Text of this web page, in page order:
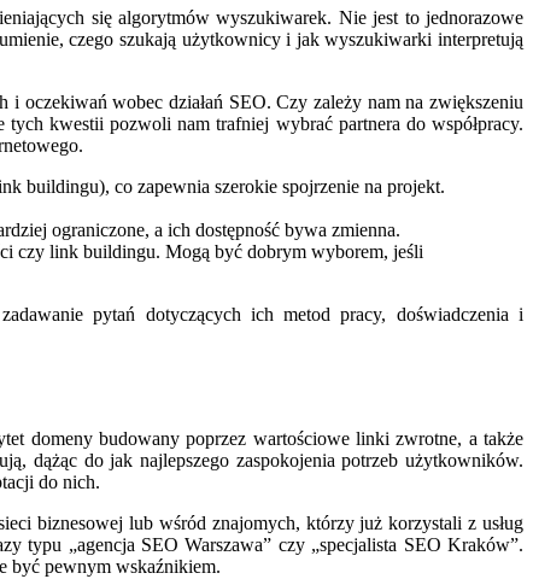
się algorytmów wyszukiwarek. Nie jest to jednorazowe
czego szukają użytkownicy i jak wyszukiwarki interpretują
oczekiwań wobec działań SEO. Czy zależy nam na zwiększeniu
kwestii pozwoli nam trafniej wybrać partnera do współpracy.
buildingu), co zapewnia szerokie spojrzenie na projekt.
ograniczone, a ich dostępność bywa zmienna.
czy link buildingu. Mogą być dobrym wyborem, jeśli
pytań dotyczących ich metod pracy, doświadczenia i
domeny budowany poprzez wartościowe linki zwrotne, a także
dążąc do jak najlepszego zaspokojenia potrzeb użytkowników.
do nich.
biznesowej lub wśród znajomych, którzy już korzystali z usług
typu „agencja SEO Warszawa” czy „specjalista SEO Kraków”.
być pewnym wskaźnikiem.